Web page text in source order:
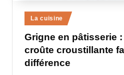
Posted
in
La cuisine
Grigne en pâtisserie
croûte croustillante
différence